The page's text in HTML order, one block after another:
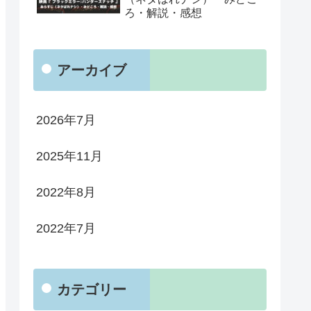
ろ・解説・感想
アーカイブ
2026年7月
2025年11月
2022年8月
2022年7月
カテゴリー